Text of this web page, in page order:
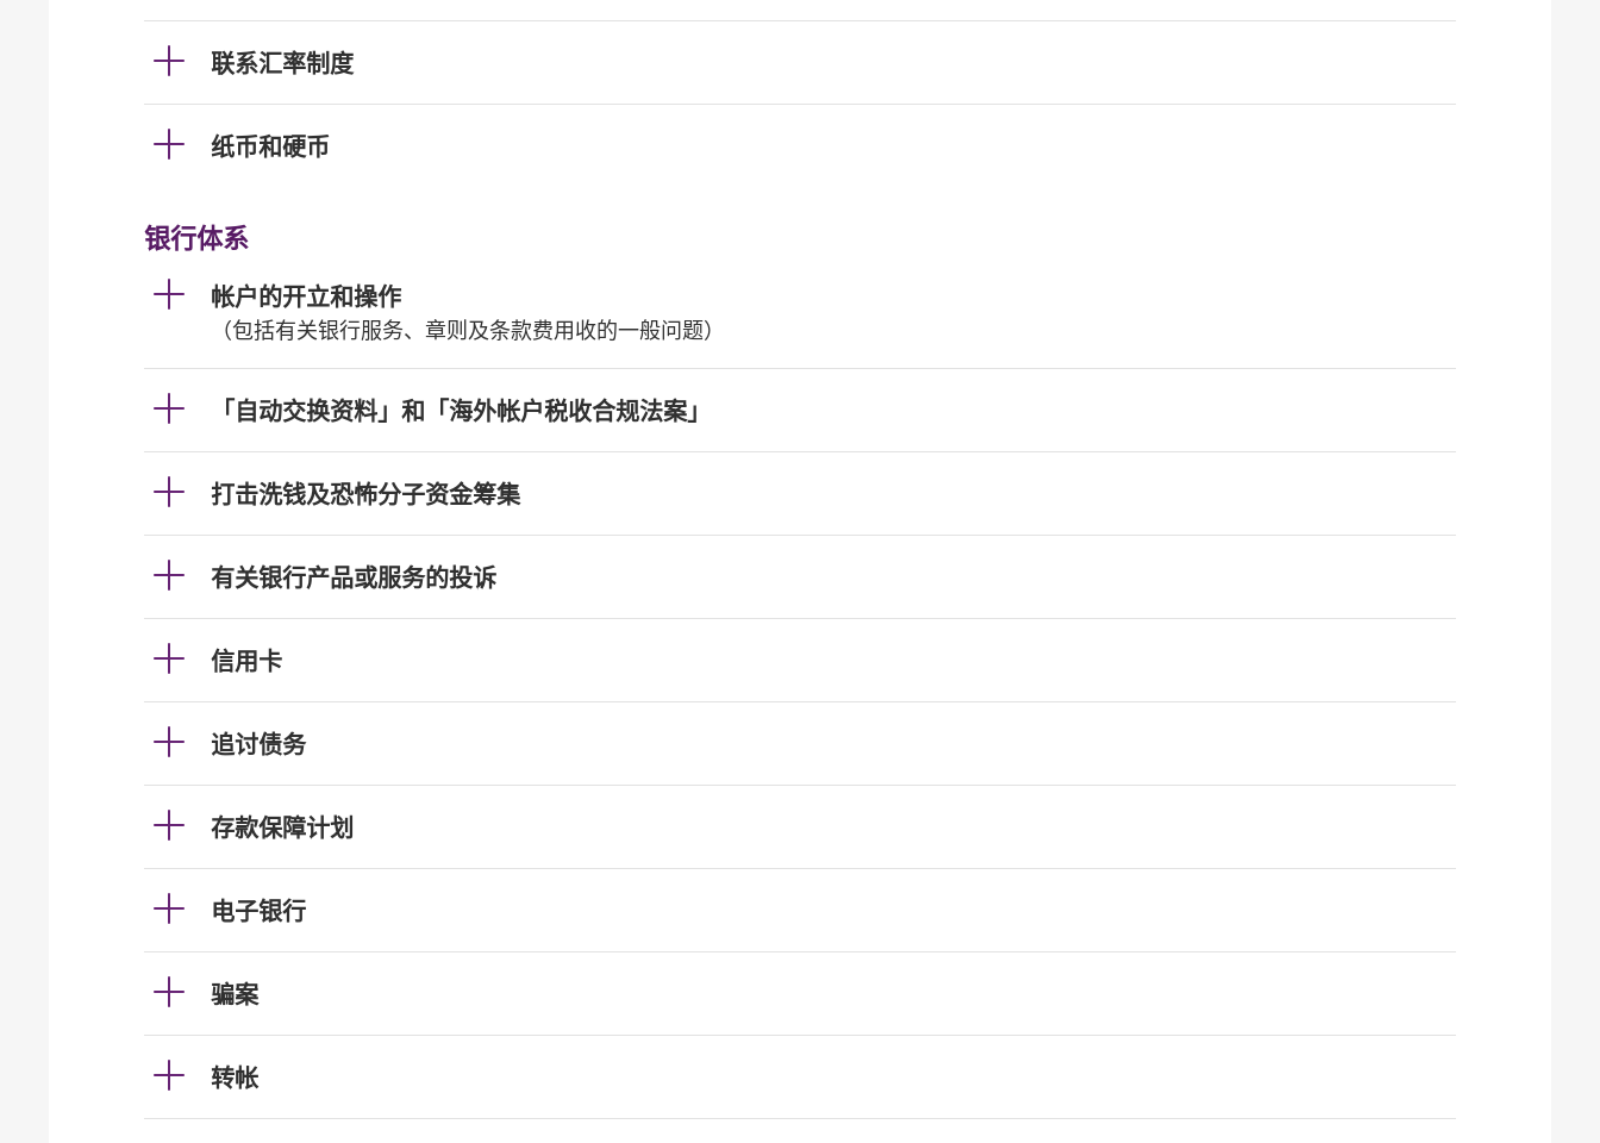
联系汇率制度
纸币和硬币
银行体系
帐户的开立和操作
（包括有关银行服务、章则及条款费用收的一般问题）
「自动交换资料」和「海外帐户税收合规法案」
打击洗钱及恐怖分子资金筹集
有关银行产品或服务的投诉
信用卡
追讨债务
存款保障计划
电子银行
骗案
转帐